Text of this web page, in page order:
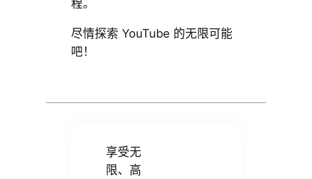
程。
尽情探索 YouTube 的无限可能
吧！
享受无
限、高